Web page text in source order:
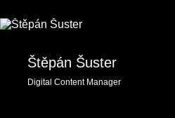
Štěpán Šuster
Digital Content Manager